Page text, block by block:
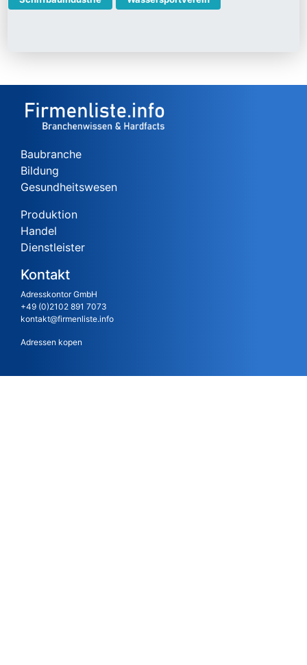
Baubranche
Bildung
Gesundheitswesen
Produktion
Handel
Dienstleister
Kontakt
Adresskontor GmbH
+49 (0)2102 891 7073
kontakt@firmenliste.info
Adressen kopen